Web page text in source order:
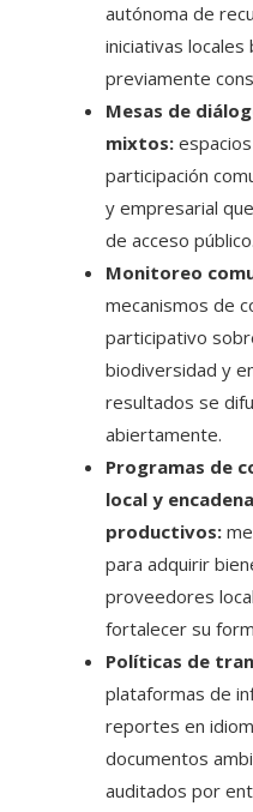
autónoma de
iniciativas locales
previamente
Mesas de
mixtos:
participación
y empresarial
de acceso público.
Monitoreo
mecanismos de
participativo
biodiversidad y
resultados se
abiertamente.
Programas de
local y
productivos:
para adquirir
proveedores
fortalecer su
Políticas de
plataformas de
reportes en
documentos
auditados por